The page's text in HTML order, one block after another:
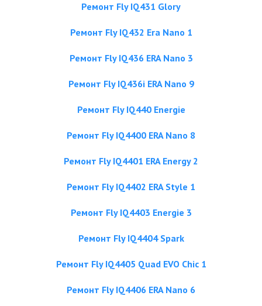
Ремонт Fly IQ431 Glory
Ремонт Fly IQ432 Era Nano 1
Ремонт Fly IQ436 ERA Nano 3
Ремонт Fly IQ436i ERA Nano 9
Ремонт Fly IQ440 Energie
Ремонт Fly IQ4400 ERA Nano 8
Ремонт Fly IQ4401 ERA Energy 2
Ремонт Fly IQ4402 ERA Style 1
Ремонт Fly IQ4403 Energie 3
Ремонт Fly IQ4404 Spark
Ремонт Fly IQ4405 Quad EVO Chiс 1
Ремонт Fly IQ4406 ERA Nano 6